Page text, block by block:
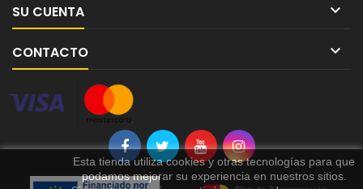
SU CUENTA 
CONTACTO 
Esta tienda utiliza cookies y otras tecnologías para que
podamos mejorar su experiencia en nuestros sitios.